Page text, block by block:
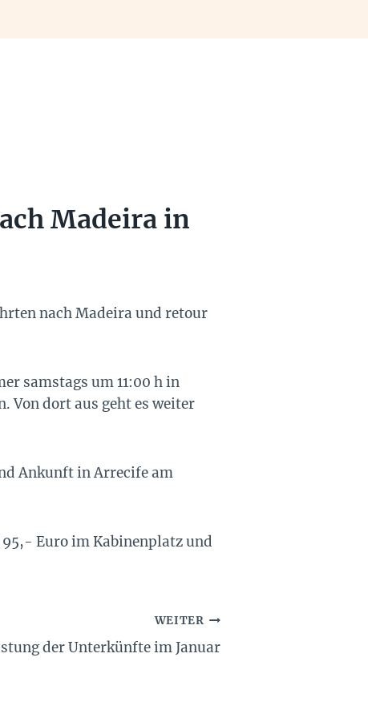
Madeira in
nach Madeira und retour
samstags um 11:00 h in
Von dort aus geht es weiter
Ankunft in Arrecife am
Euro im Kabinenplatz und
WEITER
der Unterkünfte im Januar